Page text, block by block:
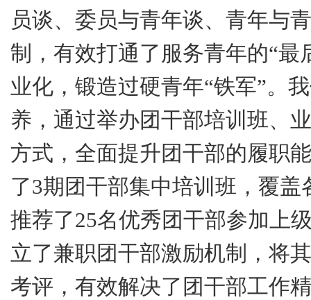
员谈、委员与青年谈、青年与
制，有效打通了服务青年的“最
业化，锻造过硬青年“铁军”。
养，通过举办团干部培训班、
方式，全面提升团干部的履职
了3期团干部集中培训班，覆盖
推荐了25名优秀团干部参加上
立了兼职团干部激励机制，将
考评，有效解决了团干部工作